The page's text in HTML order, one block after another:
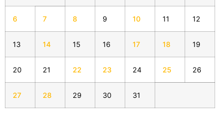
6 7 8 9 10 11 12
13 14 15 16 17 18 19
20 21 22 23 24 25 26
27 28 29 30 31